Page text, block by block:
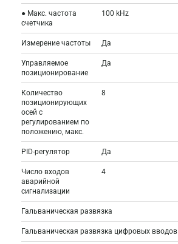
● Макс. частота
счетчика
100 kHz
Измерение частоты Да
Управляемое
позиционирование
Да
Количество
позиционирующих
осей с
регулированием по
положению, макс.
8
PID-регулятор Да
Число входов
аварийной
сигнализации
4
Гальваническая развязка
Гальваническая развязка цифровых вводов